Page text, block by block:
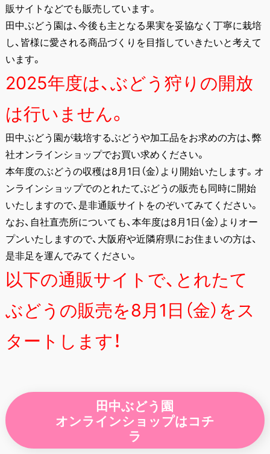
販サイトなどでも販売しています。
田中ぶどう園は、今後も主となる果実を妥協なく丁寧に栽培
し、皆様に愛される商品づくりを目指していきたいと考えて
います。
2025年度は、ぶどう狩りの開放
は行いません。
田中ぶどう園が栽培するぶどうや加工品をお求めの方は、弊
社オンラインショップでお買い求めください。
本年度のぶどうの収穫は8月1日（金）より開始いたします。オ
ンラインショップでのとれたてぶどうの販売も同時に開始
いたしますので、是非通販サイトをのぞいてみてください。
なお、自社直売所についても、本年度は8月1日（金）よりオー
プンいたしますので、大阪府や近隣府県にお住まいの方は、
是非足を運んでみてください。
以下の通販サイトで、とれたて
ぶどうの販売を8月1日（金）をス
タートします！
田中ぶどう園
オンラインショップはコチ
ラ